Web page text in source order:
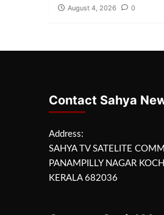
August 4, 2026 0
Contact Sahya
Address:
SAHYA TV SATELITE
PANAMPILLY NAGAR
KERALA 682036